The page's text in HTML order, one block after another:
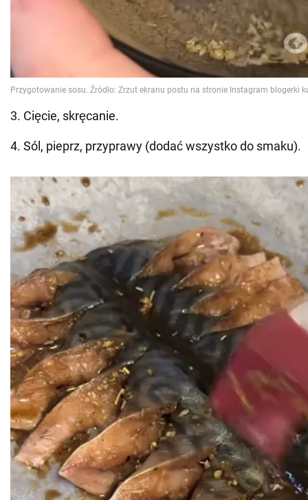
3. Cięcie, skręcanie.
4. Sól, pieprz, przyprawy (dodać wszystko do smaku).